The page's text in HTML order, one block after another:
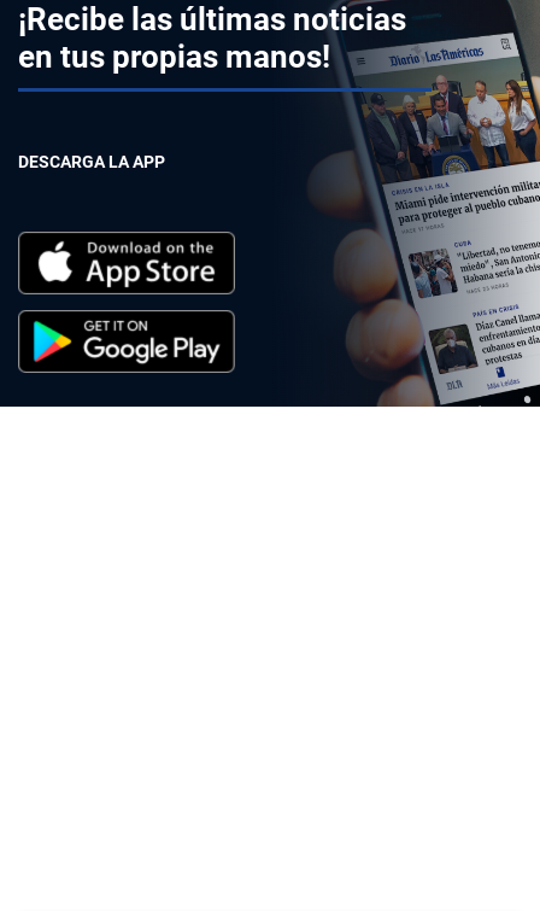
¡Recibe las últimas noticias
en tus propias manos!
DESCARGA LA APP